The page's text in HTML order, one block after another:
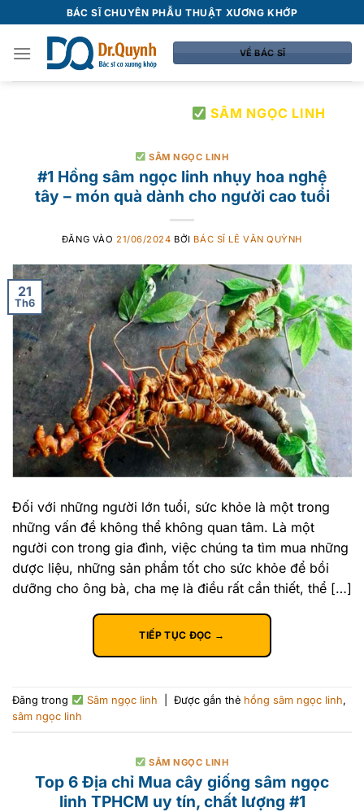
qua
nội
BÁC SĨ CHUYÊN PHẪU THUẬT XƯƠNG KHỚP
VỀ BÁC SĨ
SÂM NGỌC LINH
SÂM NGỌC LINH
#1 Hồng sâm ngọc linh nhụy hoa nghệ
tây – món quà dành cho người cao tuổi
ĐĂNG VÀO 21/06/2024 BỞI BÁC SĨ LÊ VĂN QUỲNH
21
Th6
Đối với những người lớn tuổi, sức khỏe là một trong
những vấn đề không thể không quan tâm. Là một
người con trong gia đình, việc chúng ta tìm mua những
dược liệu, những sản phẩm tốt cho sức khỏe để bồi
dưỡng cho ông bà, cha mẹ là điều rất cần thiết, thể […]
TIẾP TỤC ĐỌC →
Đăng trong Sâm ngọc linh Được gắn thẻ hồng sâm ngọc linh,
sâm ngọc linh
SÂM NGỌC LINH
Top 6 Địa chỉ Mua cây giống sâm ngọc
linh TPHCM uy tín, chất lượng #1